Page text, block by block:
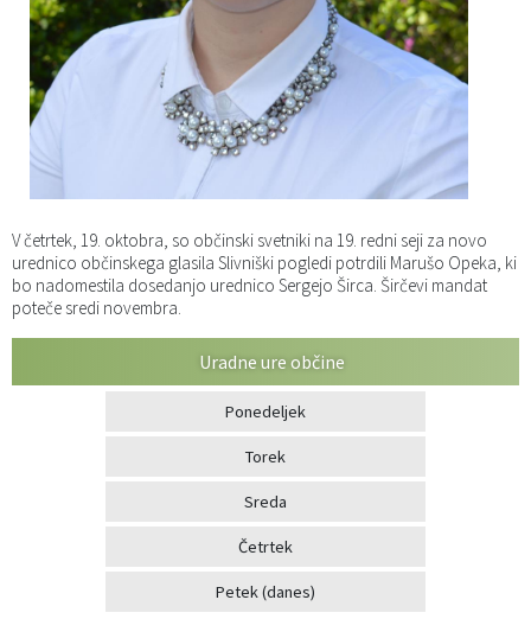
V četrtek, 19. oktobra, so občinski svetniki na 19. redni seji za novo
urednico občinskega glasila Slivniški pogledi potrdili Marušo Opeka, ki
bo nadomestila dosedanjo urednico Sergejo Širca. Širčevi mandat
poteče sredi novembra.
Uradne ure občine
Ponedeljek
Torek
Sreda
Četrtek
Petek(danes)
Katalog informacij javnega značaja
Vizitka občine
Predsedniki političnih strank
Služba za okolje in prostor
Služba za stanovanjsko dejavnost
Služba za civilno zaščito
Služba za gospodarstvo, turizem in kmetijstvo
Služba za krajevne skupnosti
Občinski predpisi
Strategije in koncepti
Proračuni občine